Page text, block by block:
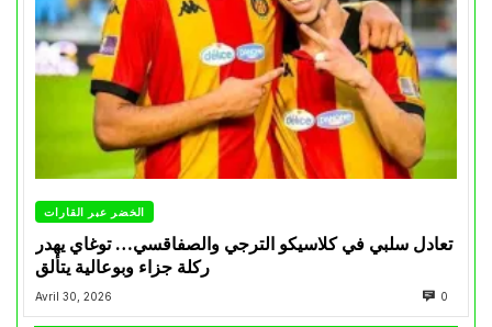
الخضر عبر القارات
تعادل سلبي في كلاسيكو الترجي والصفاقسي… توغاي يهدر
ركلة جزاء وبوعالية يتألق
Avril 30, 2026 0